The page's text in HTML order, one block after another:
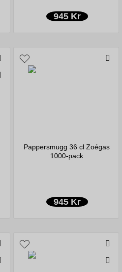
945 Kr
Pappersmugg 36 cl Zoégas
1000-pack
945 Kr